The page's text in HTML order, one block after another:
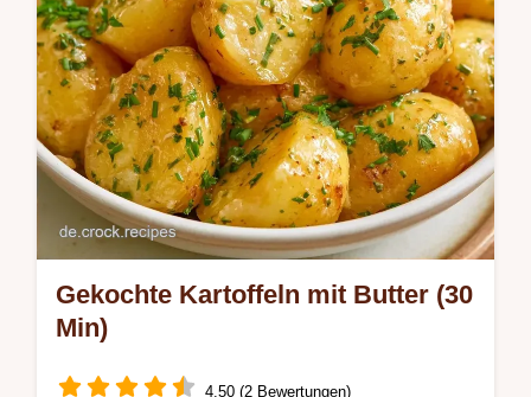
Gekochte Kartoffeln mit Butter (30
Min)
4.50 (2 Bewertungen)